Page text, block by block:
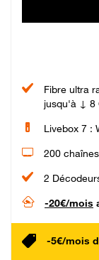
Fibre ultra
jusqu'à ↓ 8
Livebox 7 :
200
2
-20€/mois
-5€/mois